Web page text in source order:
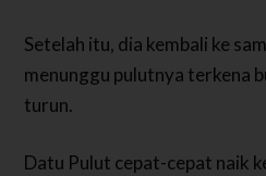
Setelah itu, dia kembali ke
menunggu pulutnya terkena
turun.
Datu Pulut cepat-cepat naik